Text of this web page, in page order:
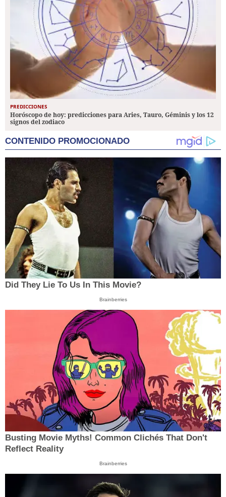
PREDICCIONES
Horóscopo de hoy: predicciones para Aries, Tauro, Géminis y los 12
signos del zodiaco
CONTENIDO PROMOCIONADO
Did They Lie To Us In This Movie?
Brainberries
Busting Movie Myths! Common Clichés That Don't
Reflect Reality
Brainberries